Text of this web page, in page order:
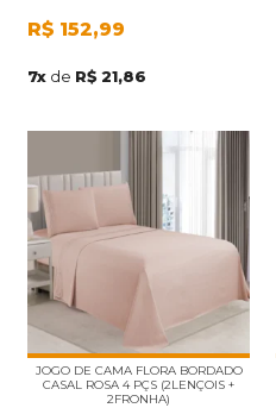
R$ 152,99
7x de R$ 21,86
JOGO DE CAMA FLORA BORDADO
CASAL ROSA 4 PÇS (2LENÇOIS +
2FRONHA)